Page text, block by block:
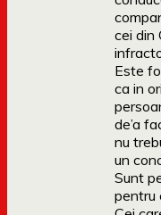
cei din
Este
ca in
de’a
nu
un
Sunt
pentru